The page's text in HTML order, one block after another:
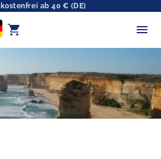
ab 40 € (DE)
shopping_cart